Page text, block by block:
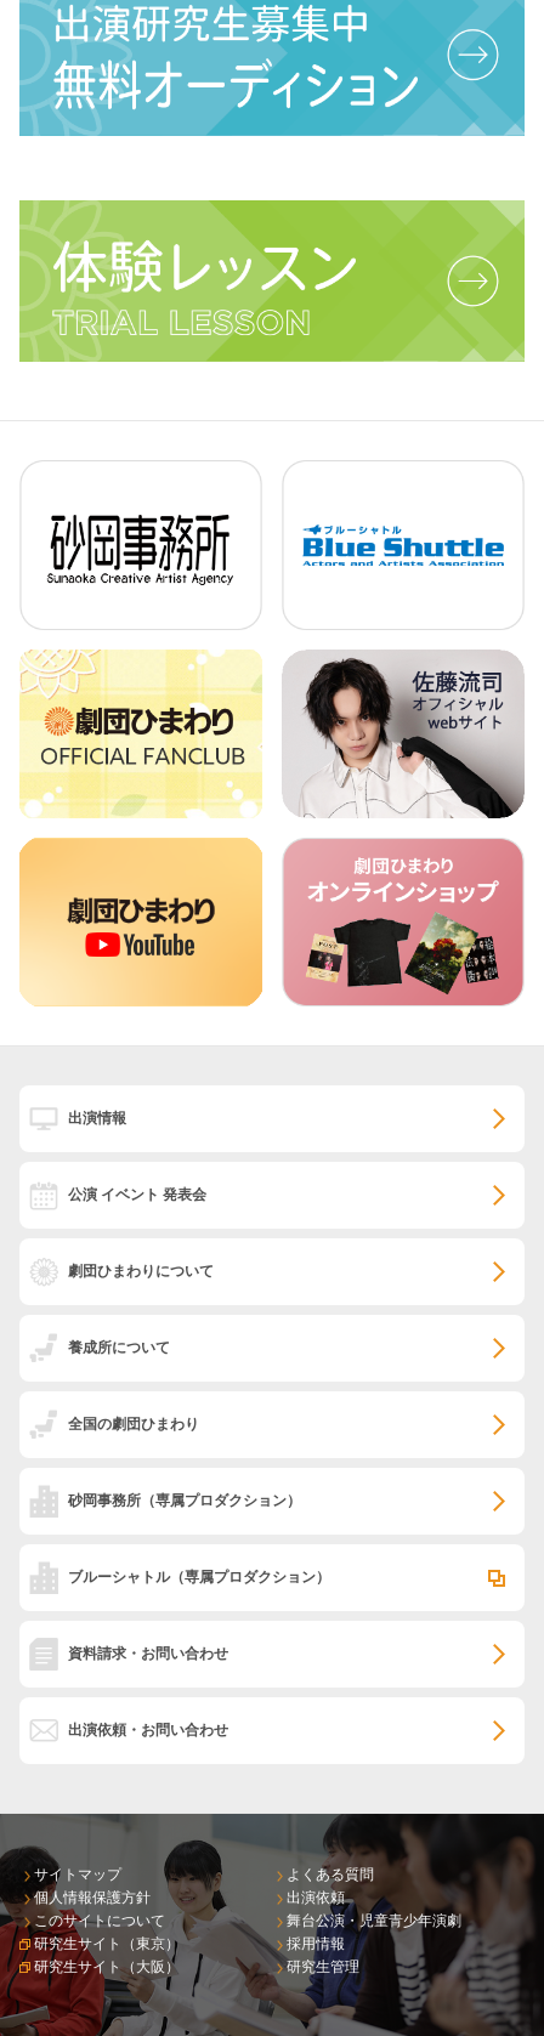
出演情報
公演 イベント 発表会
劇団ひまわりについて
養成所について
全国の劇団ひまわり
砂岡事務所 （専属プロダクション）
ブルーシャトル（専属プロダクション）
資料請求・お問い合わせ
出演依頼・お問い合わせ
サイトマップ
個人情報保護方針
このサイトについて
研究生サイト（東京）
研究生サイト（大阪）
よくある質問
出演依頼
舞台公演・児童青少年演劇
採用情報
研究生管理